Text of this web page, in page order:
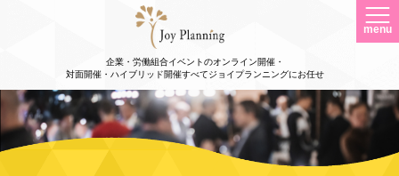
企業・労働組合イベントのオンライン開催・
対面開催・ハイブリッド開催すべてジョイプランニングにお任せ
menu